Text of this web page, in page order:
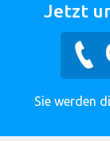
Jetzt
Sie werden